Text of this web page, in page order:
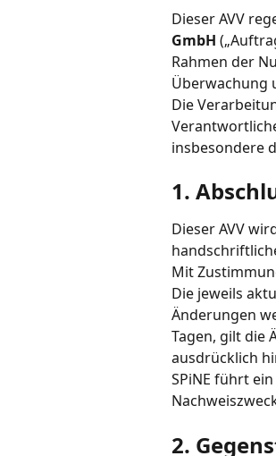
Dieser AVV
GmbH
Rahmen der
Überwachung
Die
insbesondere
1.
Dieser AVV
Mit
Die jeweils
Änderungen
Tagen, gilt die
ausdrücklich
SPiNE führt
2.